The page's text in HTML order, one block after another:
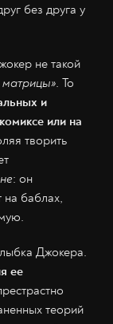
без друга у
не такой
. То
и
или на
творить
: он
на баблах,
Джокера.
ее
теорий